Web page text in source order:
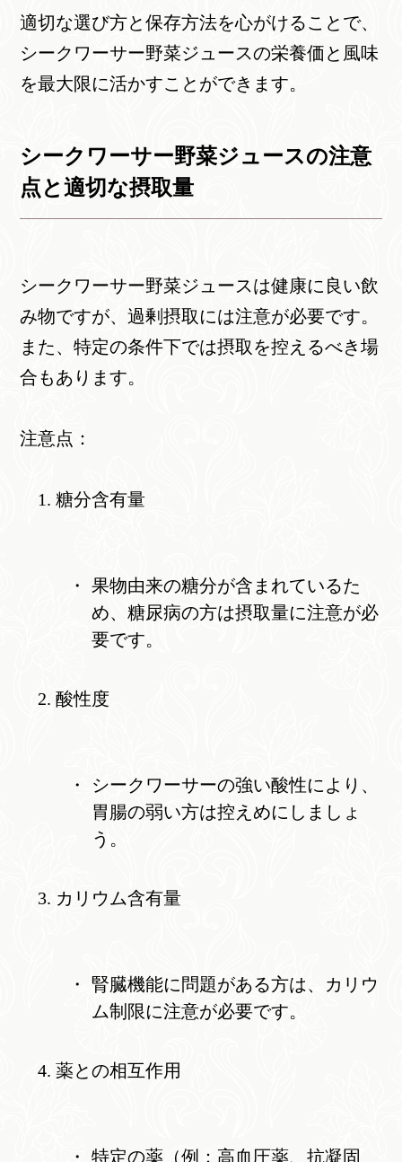
適切な選び方と保存方法を心がけることで、
シークワーサー野菜ジュースの栄養価と風味
を最大限に活かすことができます。
シークワーサー野菜ジュースの注意
点と適切な摂取量
シークワーサー野菜ジュースは健康に良い飲
み物ですが、過剰摂取には注意が必要です。
また、特定の条件下では摂取を控えるべき場
合もあります。
注意点：
糖分含有量
果物由来の糖分が含まれているた
め、糖尿病の方は摂取量に注意が必
要です。
酸性度
シークワーサーの強い酸性により、
胃腸の弱い方は控えめにしましょ
う。
カリウム含有量
腎臓機能に問題がある方は、カリウ
ム制限に注意が必要です。
薬との相互作用
特定の薬（例：高血圧薬、抗凝固